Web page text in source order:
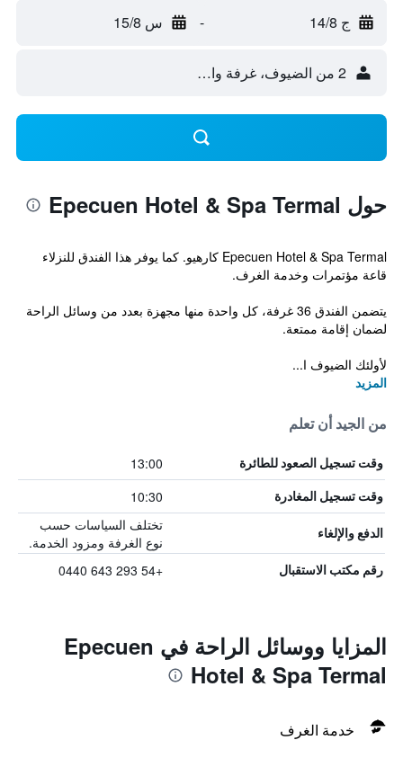
ج 14/8 - س 15/8
2 من الضيوف، غرفة واحدة
حول Epecuen Hotel & Spa Termal
Epecuen Hotel & Spa Termal كارهيو. كما يوفر هذا الفندق للنزلاء
قاعة مؤتمرات وخدمة الغرف.
يتضمن الفندق 36 غرفة، كل واحدة منها مجهزة بعدد من وسائل الراحة
لضمان إقامة ممتعة.
لأولئك الضيوف ا...
المزيد
من الجيد أن تعلم
وقت تسجيل الصعود للطائرة 13:00
وقت تسجيل المغادرة 10:30
الدفع والإلغاء
تختلف السياسات حسب
نوع الغرفة ومزود الخدمة.
رقم مكتب الاستقبال +54 293 643 0440
المزايا ووسائل الراحة في Epecuen
Hotel & Spa Termal
خدمة الغرف